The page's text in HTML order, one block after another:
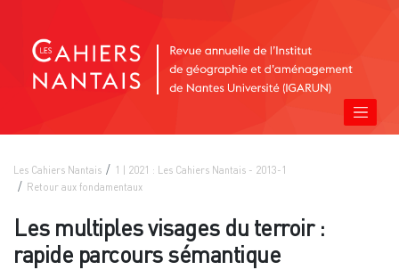
Les Cahiers Nantais
1 | 2021 : Les Cahiers Nantais - 2013-1
Retour aux fondamentaux
Les multiples visages du terroir :
rapide parcours sémantique